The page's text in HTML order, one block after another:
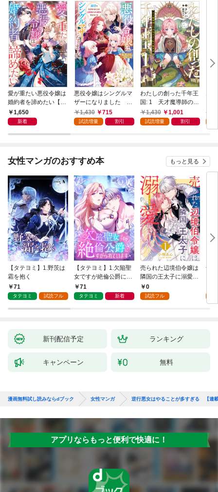
愛が重たい悪役令嬢は
婚約者を諦めたい【特
典SS付】
1,650
新着
悪役令嬢はシングルマ
ザーになりました 双
子を引き取りましたが
公爵様からの溺愛は想
1,430 715
試読増量 割引
わたしの創った千年王
国: 1 天才魔導師の自
由気ままな転生無双譚
【特典SS付】
1,430 1,001
試読増量 割引
女性マンガのおすすめ本 もっと見る
【タテヨミ】1.野茨は
霜を抱く
71
タテヨミ 試読フル
【タテヨミ】1.欠陥聖
女ですが絶倫公爵にす
がられています
71
タテヨミ 新着
売られた辺境伯令嬢は
隣国の王太子に溺愛さ
れる 1
0
試読フル
千
家
新刊配信予定 ランキング
キャンペーン 無料
漫画無料試し読みならdブック 女性マンガ 逆行悪女はやることが多すぎる 【連
アプリならもっと便利で快適に！